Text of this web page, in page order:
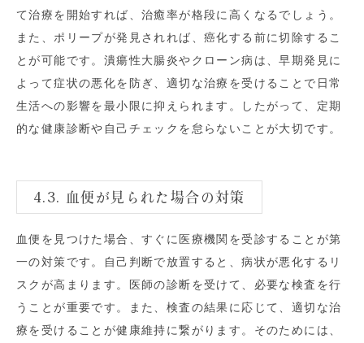
て治療を開始すれば、治癒率が格段に高くなるでしょう。
また、ポリープが発見されれば、癌化する前に切除するこ
とが可能です。潰瘍性大腸炎やクローン病は、早期発見に
よって症状の悪化を防ぎ、適切な治療を受けることで日常
生活への影響を最小限に抑えられます。したがって、定期
的な健康診断や自己チェックを怠らないことが大切です。
4.3. 血便が見られた場合の対策
血便を見つけた場合、すぐに医療機関を受診することが第
一の対策です。自己判断で放置すると、病状が悪化するリ
スクが高まります。医師の診断を受けて、必要な検査を行
うことが重要です。また、検査の結果に応じて、適切な治
療を受けることが健康維持に繋がります。そのためには、